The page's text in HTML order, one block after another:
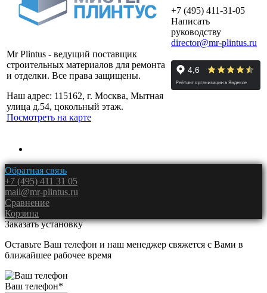
Mr Plintus - ведущий поставщик
строительных материалов для ремонта
и отделки. Все права защищены.
Наш адрес: 115162, г. Москва, Мытная
улица д.54, цокольный этаж.
Посмотреть на карте
+7 (495) 411-31-05
Написать
руководству
director@mr-plintus.ru
Обратная связь
+7 (495) 411 31 05
mail@mr-plintus.ru
Сравнение
Корзина
Заказать установку
Оставьте Ваш телефон и наш менеджер свяжется с Вами в
ближайшее рабочее время
Ваш телефон*